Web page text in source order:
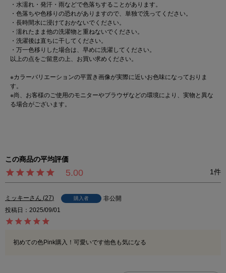
・水濡れ・発汗・雨などで色落ちすることがあります。
・色落ちや色移りの恐れがありますので、単独で洗ってください。
・長時間水に浸けておかないでください。
・濡れたまま他の洗濯物と重ねないでください。
・洗濯後は直ちに干してください。
・万一色移りした場合は、早めに洗濯してください。
以上の点をご留意の上、お買い求めください。
※カラーバリエーションの平置き画像が実際に近いお色味になっておりま
す。
※尚、お客様のご使用のモニターやブラウザなどの環境により、実物と異な
る場合がございます。
5.00 1
ミッキー 27 購入者
非公開
投稿日
2025/09/01
初めての色Pink購入！可愛いです他色も気になる